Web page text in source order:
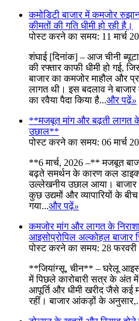
कमोडिटी बाजार में कमजोर
कीमतों की गति धीमी हो रही है।
पोस्ट करने का समय: 11 मार्च
शंघाई [दिनांक] – आज चीनी
की रफ्तार काफी धीमी हो गई,
बाजार का कमजोर माहौल और
लागत थी। इस बदलाव ने
का रवैया पैदा किया है...और पढ़ें»
**मजबूत मांग और बढ़ती लागत के
उछाल**
पोस्ट करने का समय: 06 मार्च
**6 मार्च, 2026 –** मजबूत
बढ़ते समर्थन के कारण कल
उल्लेखनीय उछाल आया। बाजार
कुछ उद्यमों और व्यापारियों के
गया...और पढ़ें»
कमजोर मांग और लागत के
आइसोप्रोपिल अल्कोहल बाजार
पोस्ट करने का समय: 28 फरवरी
**जियांग्सू, चीन** – घरेलू
में पिछले कारोबारी सत्र के अंत
आपूर्ति और धीमी खरीद जैसे कई
रहीं। बाजार आंकड़ों के